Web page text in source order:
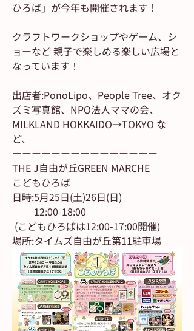
ひろば」が今年も開催されます！
クラフトワークショップやゲーム、シ
ョーなど 親子で楽しめる楽しい広場と
なっています！
出店者:PonoLipo、People Tree、オク
ズミ写真館、NPO法人ママの会、
MILKLAND HOKKAIDO→TOKYO な
ど、
ーーーーーーーーーーーーーーー
THE J自由が丘GREEN MARCHE
こどもひろば
日時:5月25日(土)26日(日)
         12:00-18:00
(こどもひろばは12:00-17:00開催)
場所:タイムズ自由が丘第11駐車場